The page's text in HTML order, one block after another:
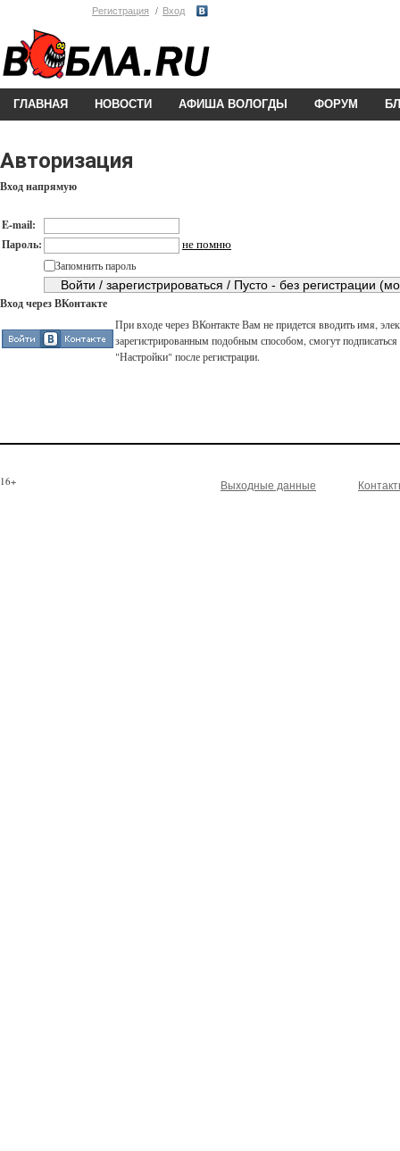
Регистрация Вход
ГЛАВНАЯ НОВОСТИ АФИША ВОЛОГДЫ ФОРУМ
Авторизация
Вход напрямую
E-mail:
Пароль:
не помню
Запомнить пароль
Вход через ВКонтакте
При входе через ВКонтакте Вам не придется вводить имя,
зарегистрированным подобным способом, смогут
"Настройки" после регистрации.
16+ Выходные данные